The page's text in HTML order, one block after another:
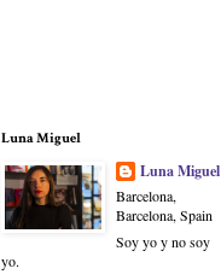
Luna Miguel
Luna Miguel
Barcelona,
Barcelona, Spain
Soy yo y no soy
yo.